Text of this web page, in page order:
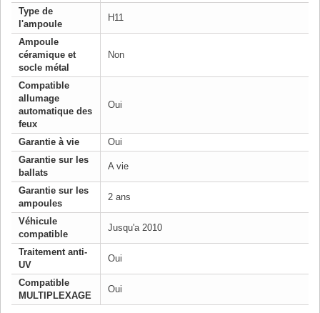
Type de
l'ampoule
H11
Ampoule
céramique et
socle métal
Non
Compatible
allumage
automatique des
feux
Oui
Garantie à vie
Oui
Garantie sur les
ballats
A vie
Garantie sur les
ampoules
2 ans
Véhicule
compatible
Jusqu'a 2010
Traitement anti-
UV
Oui
Compatible
MULTIPLEXAGE
Oui